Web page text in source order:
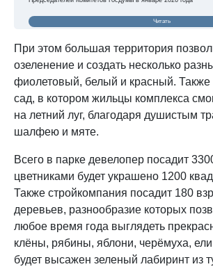
Читать
При этом большая территория
озеленение и создать несколько
фиолетовый, белый и красный. Также
сад, в котором жильцы комплекса
на летний луг, благодаря душистым
шалфею и мяте.
Всего в парке девелопер посадит
цветниками будет украшено 1200
Также стройкомпания посадит 180
деревьев, разнообразие которых
любое время года выглядеть
клёны, рябины, яблони, черёмуха,
будет высажен зеленый лабиринт из